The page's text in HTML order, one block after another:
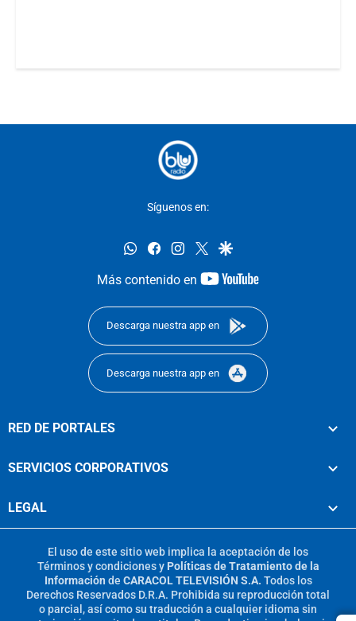
Síguenos en:
whatsappfacebookinstagram
twittergoogle
Más contenido en
youtube-
Descarga nuestra app en
Descarga nuestra app en
RED DE PORTALES
SERVICIOS CORPORATIVOS
LEGAL
El uso de este sitio web implica la aceptación de los
Términos y condicionesy Políticas de Tratamiento de la
Información de CARACOL TELEVISIÓN S.A. Todos los
Derechos Reservados D.R.A. Prohibida su reproducción total
o parcial, así como su traducción a cualquier idioma sin